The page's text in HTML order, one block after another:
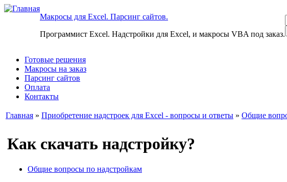
Макросы для Excel. Парсинг сайтов.
Программист Excel. Надстройки для Excel, и макросы VBA под заказ.
Готовые решения
Макросы на заказ
Парсинг сайтов
Оплата
Контакты
Главная » Приобретение надстроек для Excel - вопросы и ответы » Общие
Как скачать надстройку?
Общие вопросы по надстройкам